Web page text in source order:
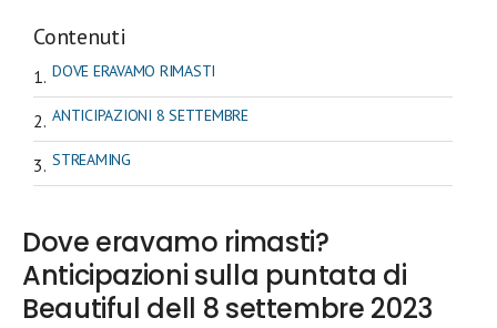
Contenuti
DOVE ERAVAMO RIMASTI
ANTICIPAZIONI 8 SETTEMBRE
STREAMING
Dove eravamo rimasti?
Anticipazioni sulla puntata di
Beautiful dell 8 settembre 2023